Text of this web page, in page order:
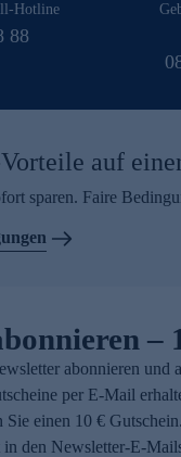
Hotline
88
auf
sparen. Faire
–
abonnieren und
per E-Mail
Sie einen 10 €
den Newsletter-E-